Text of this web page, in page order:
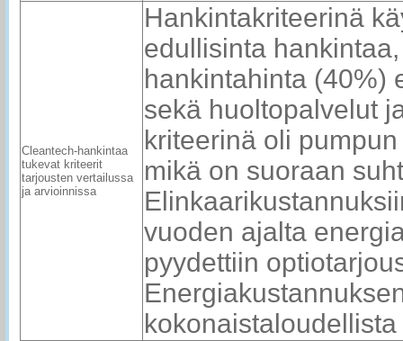
Cleantech-hankintaa
tukevat kriteerit
tarjousten vertailussa
ja arvioinnissa
Hankintakriteerinä
edullisinta
hankintahinta (40%)
sekä huoltopalvelut
kriteerinä oli
mikä on suoraan
vuoden ajalta
pyydettiin